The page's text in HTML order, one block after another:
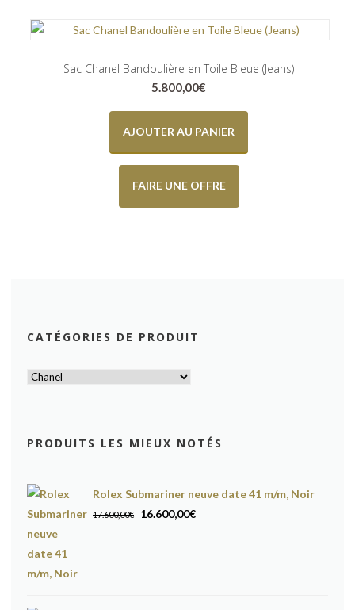
Sac Chanel Bandoulière en Toile Bleue (Jeans)
5.800,00€
AJOUTER AU PANIER
FAIRE UNE OFFRE
CATÉGORIES DE PRODUIT
PRODUITS LES MIEUX NOTÉS
Rolex Submariner neuve date 41 m/m, Noir
17.600,00€
Le
16.600,00€Le